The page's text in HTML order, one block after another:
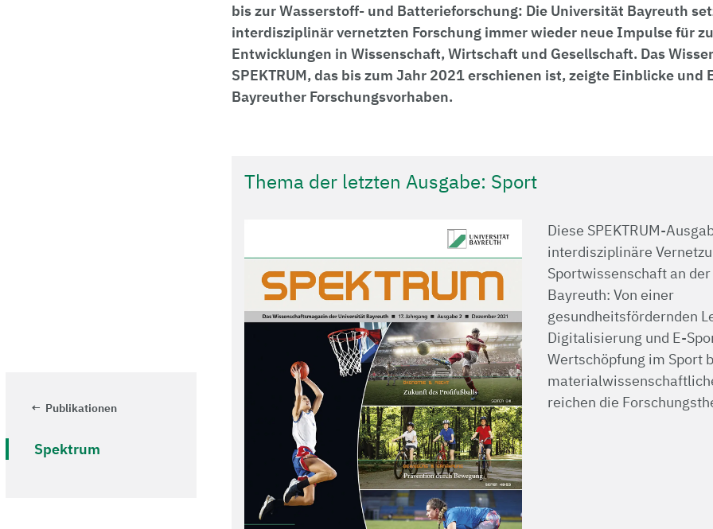
Publikationen
Spektrum
bis zur Wasserstoff- und Batterieforschung: Die Universität Bayreuth
interdisziplinär vernetzten Forschung immer wieder neue Impulse für
Entwicklungen in Wissenschaft, Wirtschaft und Gesellschaft. Das
SPEKTRUM, das bis zum Jahr 2021 erschienen ist, zeigte Einblicke und
Bayreuther Forschungsvorhaben.
Thema der letzten Ausgabe: Sport
Diese SPEKTRUM-
interdisziplinäre
Sportwissenschaft an
Bayreuth: Von einer
gesundheitsfördernden
Digitalisierung und E-
Wertschöpfung im Sport
reichen die